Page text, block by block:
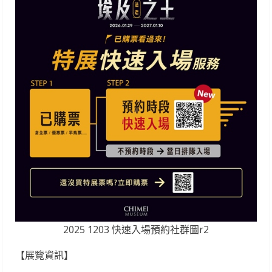
2025 1203 快速入場預約社群圖r2
【展覽資訊】